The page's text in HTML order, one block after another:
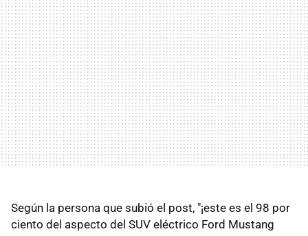
Según la persona que subió el post, "¡este es el 98 por
ciento del aspecto del SUV eléctrico Ford Mustang